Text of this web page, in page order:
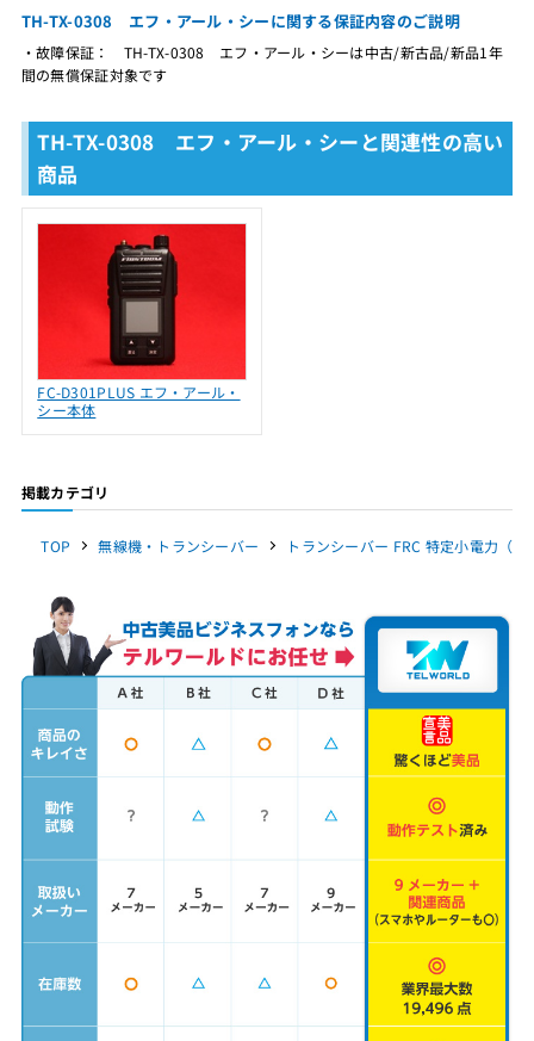
TH-TX-0308 エフ・アール・シーに関する保証内容のご説明
・故障保証： TH-TX-0308 エフ・アール・シーは中古/新古品/新品1年
間の無償保証対象です
TH-TX-0308 エフ・アール・シーと関連性の高い
商品
FC-D301PLUS エフ・アール・
シー本体
掲載カテゴリ
TOP 無線機・トランシーバー トランシーバー FRC 特定小電力（オ